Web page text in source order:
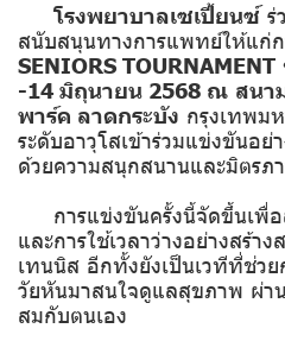
โรงพยาบาลเซเปี้ยนซ์ร่
สนับสนุนทางการแพทย์ให้แก่ก
SENIORS TOURNAMENT
-14 มิถุนายน 2568 ณ สนา
พาร์ค ลาดกระบัง กรุงเทพม
ระดับอาวุโสเข้าร่วมแข่งขันอย่
ด้วยความสนุกสนานและมิตรภ
การแข่งขันครั้งนี้จัดขึ้นเพื่อ
และการใช้เวลาว่างอย่างสร้า
เทนนิส อีกทั้งยังเป็นเวทีที่ช่ว
วัยหันมาสนใจดูแลสุขภาพ ผ่า
สมกับตนเอง